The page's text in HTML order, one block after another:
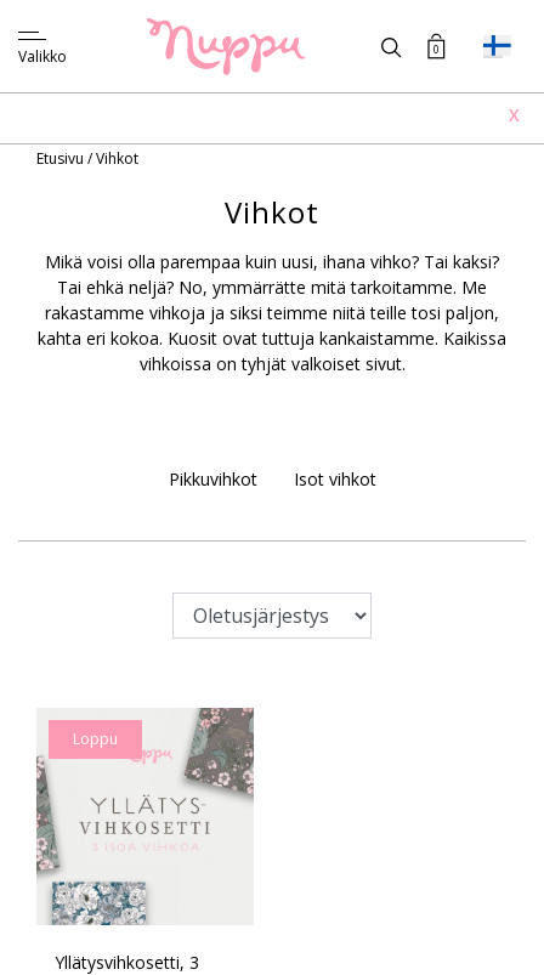
Valikko 0
X
Etusivu /Vihkot
Vihkot
Mikä voisi olla parempaa kuin uusi, ihana vihko? Tai kaksi?
Tai ehkä neljä? No, ymmärrätte mitä tarkoitamme. Me
rakastamme vihkoja ja siksi teimme niitä teille tosi paljon,
kahta eri kokoa. Kuosit ovat tuttuja kankaistamme. Kaikissa
vihkoissa on tyhjät valkoiset sivut.
Pikkuvihkot Isot vihkot
Loppu
Yllätysvihkosetti, 3